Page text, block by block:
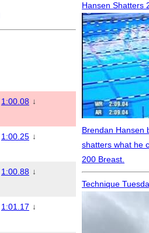
1:00.08 ↓
1:00.25 ↓
1:00.88 ↓
1:01.17 ↓
Hansen Shatters
Brendan Hansen
shatters what he
200 Breast.
Technique